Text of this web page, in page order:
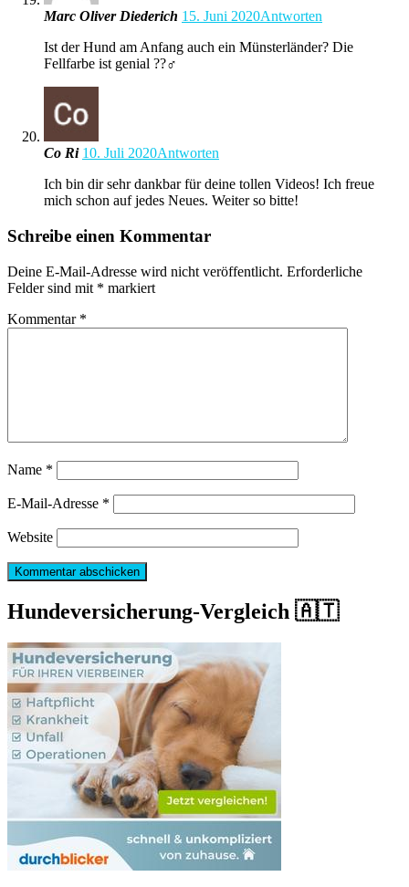
Marc Oliver Diederich 15. Juni 2020Antworten
Ist der Hund am Anfang auch ein Münsterländer? Die
Fellfarbe ist genial ??‍♂️
Co Ri 10. Juli 2020Antworten
Ich bin dir sehr dankbar für deine tollen Videos! Ich freue
mich schon auf jedes Neues. Weiter so bitte!
Schreibe einen Kommentar
Deine E-Mail-Adresse wird nicht veröffentlicht. Erforderliche
Felder sind mit * markiert
Kommentar *
Name *
E-Mail-Adresse *
Website
Hundeversicherung-Vergleich 🇦🇹